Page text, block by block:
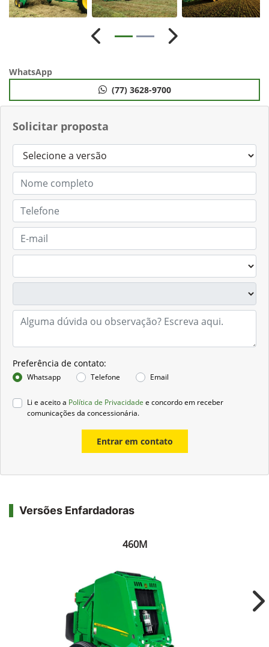
Solicitar proposta
Preferência de contato:
Whatsapp Telefone Email
Li e aceito a Política de Privacidade e concordo em receber
comunicações da concessionária.
Entrar em contato
Anterior Próximo
WhatsApp
(77) 3628-9700
Versões Enfardadoras
460M